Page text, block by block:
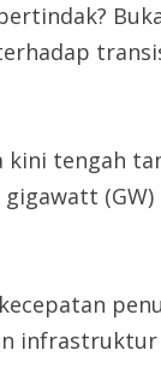
kini tengah